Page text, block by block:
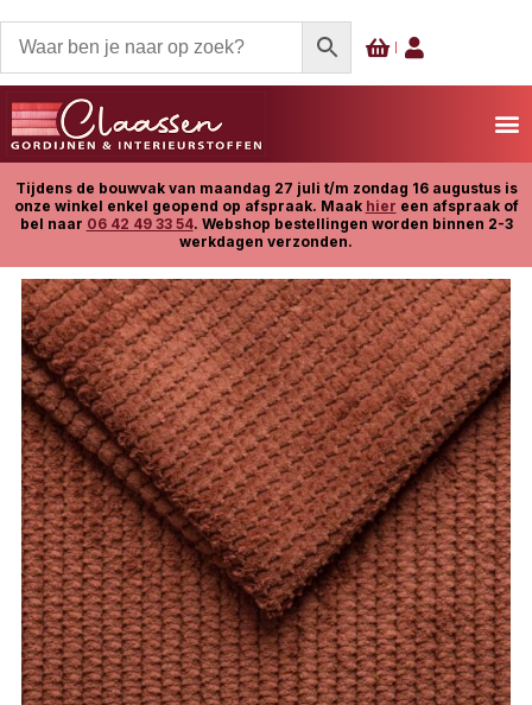
Tijdens de bouwvak van maandag 27 juli t/m zondag 16 augustus is
onze winkel enkel geopend op afspraak. Maak hier een afspraak of
bel naar 06 42 49 33 54. Webshop bestellingen worden binnen 2-3
werkdagen verzonden.